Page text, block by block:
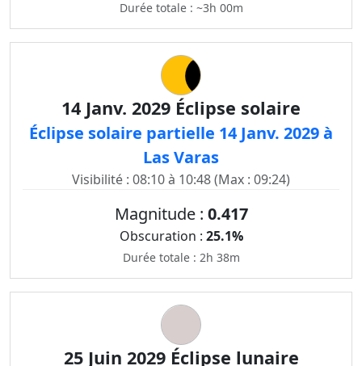
Durée totale : ~3h 00m
14 Janv. 2029 Éclipse solaire
Éclipse solaire partielle 14 Janv. 2029 à
Las Varas
Visibilité : 08:10 à 10:48 (Max : 09:24)
Magnitude : 0.417
Obscuration : 25.1%
Durée totale : 2h 38m
25 Juin 2029 Éclipse lunaire